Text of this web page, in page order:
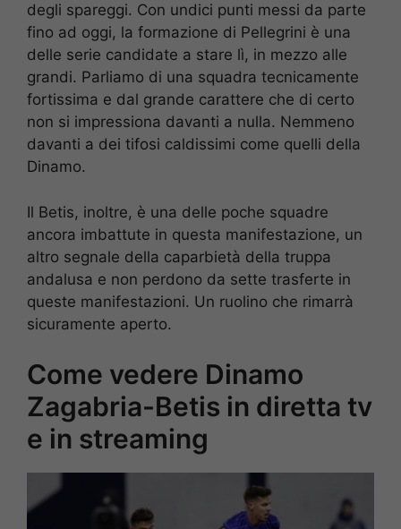
degli spareggi. Con undici punti messi da parte
fino ad oggi, la formazione di Pellegrini è una
delle serie candidate a stare lì, in mezzo alle
grandi. Parliamo di una squadra tecnicamente
fortissima e dal grande carattere che di certo
non si impressiona davanti a nulla. Nemmeno
davanti a dei tifosi caldissimi come quelli della
Dinamo.
Il Betis, inoltre, è una delle poche squadre
ancora imbattute in questa manifestazione, un
altro segnale della caparbietà della truppa
andalusa e non perdono da sette trasferte in
queste manifestazioni. Un ruolino che rimarrà
sicuramente aperto.
Come vedere Dinamo
Zagabria-Betis in diretta tv
e in streaming